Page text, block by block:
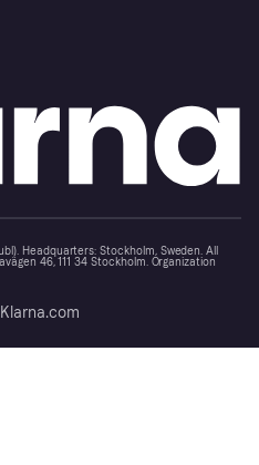
Headquarters: Stockholm, Sweden. All
46, 111 34 Stockholm. Organization
Klarna.com